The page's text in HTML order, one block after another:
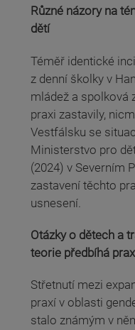
Různé názory na
dětí
Téměř identické
z denní školky v
mládež a spolková
praxi zastavily,
Vestfálsku se
Ministerstvo pro
(2024) v Severním
zastavení těchto
usnesení.
Otázky o dětech a
teorie předbíhá
Střetnutí mezi
praxí v oblasti
stalo známým v